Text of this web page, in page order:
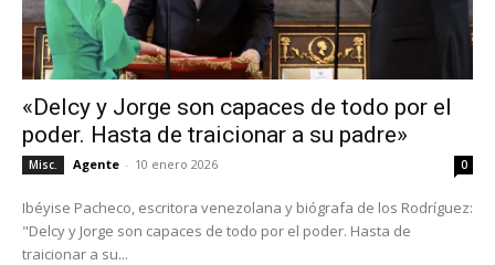
«Delcy y Jorge son capaces de todo por el
poder. Hasta de traicionar a su padre»
Misc. Agente - 10 enero 2026 0
Ibéyise Pacheco, escritora venezolana y biógrafa de los Rodríguez:
"Delcy y Jorge son capaces de todo por el poder. Hasta de
traicionar a su...